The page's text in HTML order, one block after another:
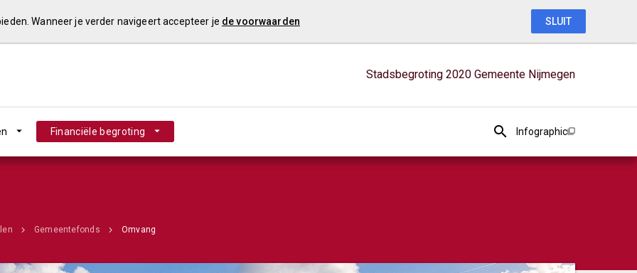
Stadsbegroting 2020 Gemeente Nijmegen
Financiële begroting Infographic
Gemeentefonds Omvang
Wanneer je verder navigeert accepteer je de voorwaarden SLUIT